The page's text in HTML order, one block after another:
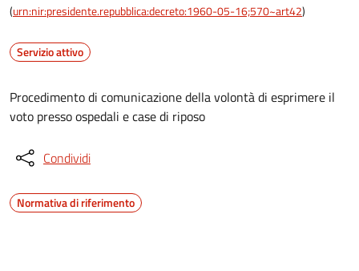
(urn:nir:presidente.repubblica:decreto:1960-05-16;570~art42)
Servizio attivo
Procedimento di comunicazione della volontà di esprimere il
voto presso ospedali e case di riposo
Condividi
Normativa di riferimento